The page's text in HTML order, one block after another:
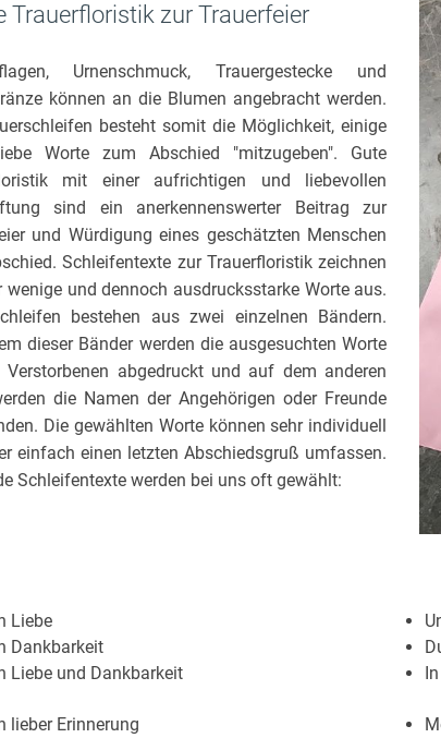
Trauerfloristik zur Trauerfeier
Urnenschmuck, Trauergestecke und
können an die Blumen angebracht werden.
besteht somit die Möglichkeit, einige
Worte zum Abschied "mitzugeben". Gute
mit einer aufrichtigen und liebevollen
sind ein anerkennenswerter Beitrag zur
und Würdigung eines geschätzten Menschen
Schleifentexte zur Trauerfloristik zeichnen
wenige und dennoch ausdrucksstarke Worte aus.
bestehen aus zwei einzelnen Bändern.
dieser Bänder werden die ausgesuchten Worte
abgedruckt und auf dem anderen
die Namen der Angehörigen oder Freunde
Die gewählten Worte können sehr individuell
einfach einen letzten Abschiedsgruß umfassen.
Schleifentexte werden bei uns oft gewählt:
Liebe
Dankbarkeit
Liebe und Dankbarkeit
lieber Erinnerung